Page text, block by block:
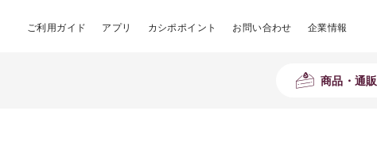
ご利用ガイド アプリ カシポポイント お問い合わせ 企業情報
商品・通販